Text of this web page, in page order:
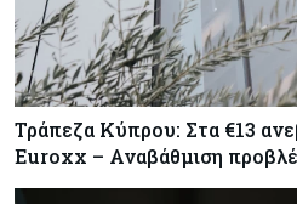
Τράπεζα Κύπρου: Στα €13
Euroxx – Αναβάθμιση